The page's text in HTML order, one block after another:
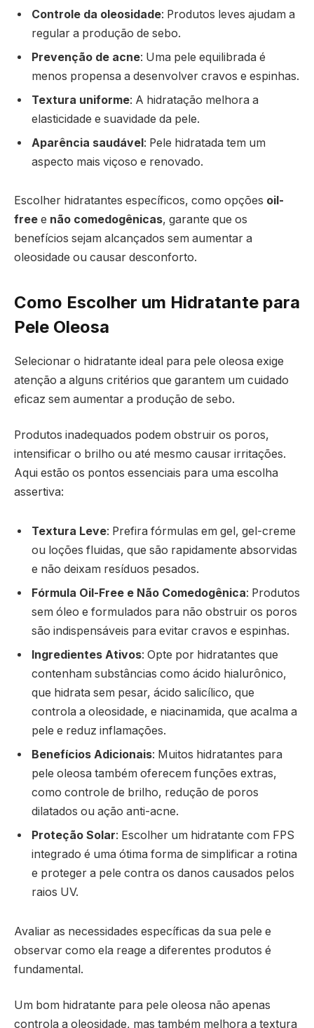
Controle da oleosidade: Produtos leves ajudam a
regular a produção de sebo.
Prevenção de acne: Uma pele equilibrada é
menos propensa a desenvolver cravos e espinhas.
Textura uniforme: A hidratação melhora a
elasticidade e suavidade da pele.
Aparência saudável: Pele hidratada tem um
aspecto mais viçoso e renovado.
Escolher hidratantes específicos, como opções oil-
free e não comedogênicas, garante que os
benefícios sejam alcançados sem aumentar a
oleosidade ou causar desconforto.
Como Escolher um Hidratante para
Pele Oleosa
Selecionar o hidratante ideal para pele oleosa exige
atenção a alguns critérios que garantem um cuidado
eficaz sem aumentar a produção de sebo.
Produtos inadequados podem obstruir os poros,
intensificar o brilho ou até mesmo causar irritações.
Aqui estão os pontos essenciais para uma escolha
assertiva:
Textura Leve: Prefira fórmulas em gel, gel-creme
ou loções fluidas, que são rapidamente absorvidas
e não deixam resíduos pesados.
Fórmula Oil-Free e Não Comedogênica: Produtos
sem óleo e formulados para não obstruir os poros
são indispensáveis para evitar cravos e espinhas.
Ingredientes Ativos: Opte por hidratantes que
contenham substâncias como ácido hialurônico,
que hidrata sem pesar, ácido salicílico, que
controla a oleosidade, e niacinamida, que acalma a
pele e reduz inflamações.
Benefícios Adicionais: Muitos hidratantes para
pele oleosa também oferecem funções extras,
como controle de brilho, redução de poros
dilatados ou ação anti-acne.
Proteção Solar: Escolher um hidratante com FPS
integrado é uma ótima forma de simplificar a rotina
e proteger a pele contra os danos causados pelos
raios UV.
Avaliar as necessidades específicas da sua pele e
observar como ela reage a diferentes produtos é
fundamental.
Um bom hidratante para pele oleosa não apenas
controla a oleosidade, mas também melhora a textura